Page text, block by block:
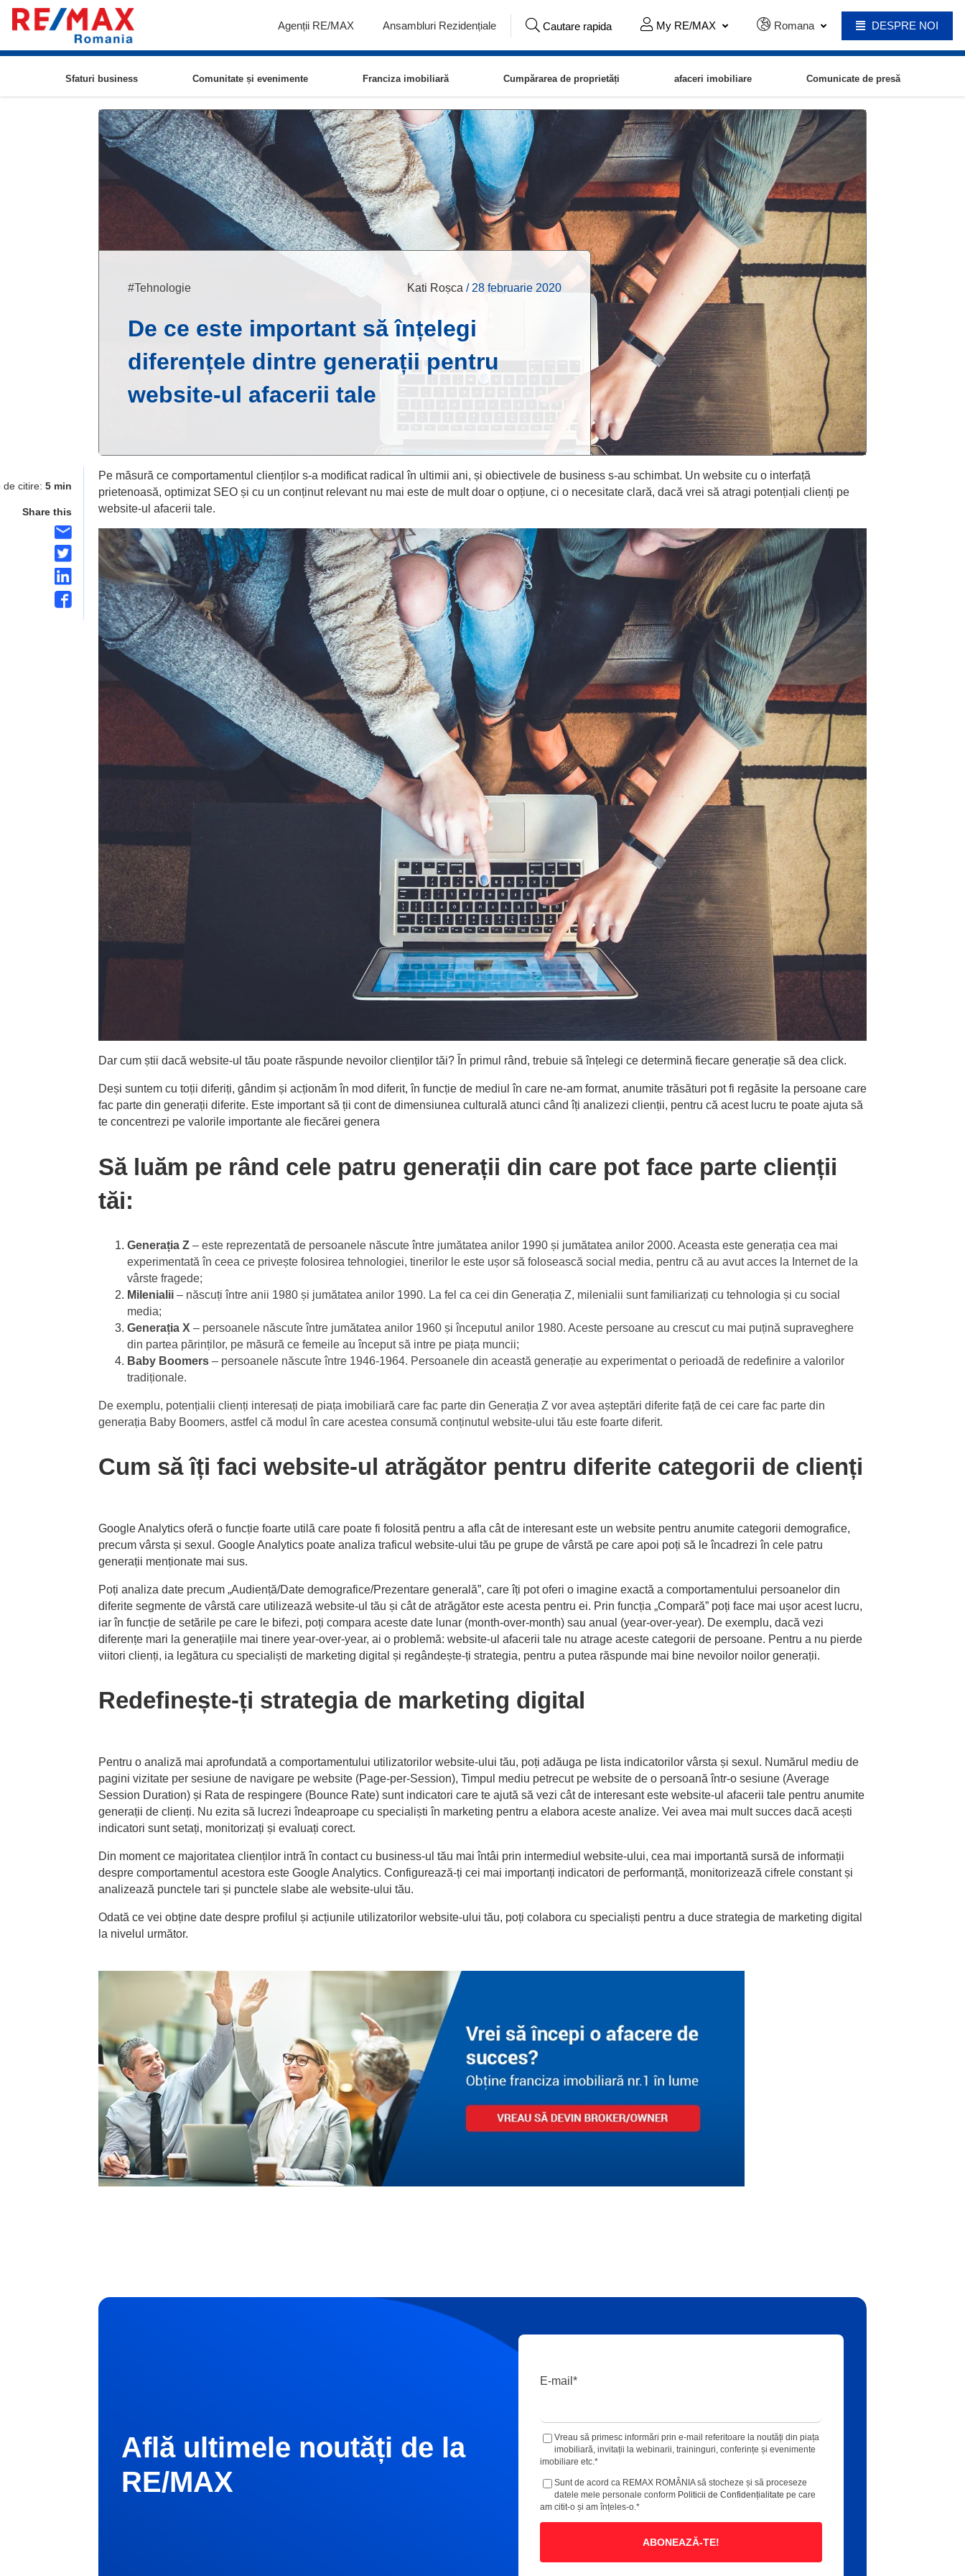
Agenții RE/MAX Ansambluri Rezidențiale Cautare rapida My RE/MAX Romana DESPRE NOI
Sfaturi business Comunitate și evenimente Franciza imobiliară Cumpărarea de proprietăți afaceri imobiliare Comunicate de presă
#Tehnologie Kati Roșca / 28 februarie 2020
De ce este important să înțelegi
diferențele dintre generații pentru
website-ul afacerii tale
de citire: 5 min
Share this
Pe măsură ce comportamentul clienților s-a modificat radical în ultimii ani, și obiectivele de business s-au schimbat. Un website cu o interfață
prietenoasă, optimizat SEO și cu un conținut relevant nu mai este de mult doar o opțiune, ci o necesitate clară, dacă vrei să atragi potențiali clienți pe
website-ul afacerii tale.
Dar cum știi dacă website-ul tău poate răspunde nevoilor clienților tăi? În primul rând, trebuie să înțelegi ce determină fiecare generație să dea click.
Deși suntem cu toții diferiți, gândim și acționăm în mod diferit, în funcție de mediul în care ne-am format, anumite trăsături pot fi regăsite la persoane care
fac parte din generații diferite. Este important să ții cont de dimensiunea culturală atunci când îți analizezi clienții, pentru că acest lucru te poate ajuta să
te concentrezi pe valorile importante ale fiecărei genera
Să luăm pe rând cele patru generații din care pot face parte clienții
tăi:
Generația Z – este reprezentată de persoanele născute între jumătatea anilor 1990 și jumătatea anilor 2000. Aceasta este generația cea mai
experimentată în ceea ce privește folosirea tehnologiei, tinerilor le este ușor să folosească social media, pentru că au avut acces la Internet de la
vârste fragede;
Milenialii – născuți între anii 1980 și jumătatea anilor 1990. La fel ca cei din Generația Z, milenialii sunt familiarizați cu tehnologia și cu social
media;
Generația X – persoanele născute între jumătatea anilor 1960 și începutul anilor 1980. Aceste persoane au crescut cu mai puțină supraveghere
din partea părinților, pe măsură ce femeile au început să intre pe piața muncii;
Baby Boomers – persoanele născute între 1946-1964. Persoanele din această generație au experimentat o perioadă de redefinire a valorilor
tradiționale.
De exemplu, potențialii clienți interesați de piața imobiliară care fac parte din Generația Z vor avea așteptări diferite față de cei care fac parte din
generația Baby Boomers, astfel că modul în care acestea consumă conținutul website-ului tău este foarte diferit.
Cum să îți faci website-ul atrăgător pentru diferite categorii de clienți
Google Analytics oferă o funcție foarte utilă care poate fi folosită pentru a afla cât de interesant este un website pentru anumite categorii demografice,
precum vârsta și sexul. Google Analytics poate analiza traficul website-ului tău pe grupe de vârstă pe care apoi poți să le încadrezi în cele patru
generații menționate mai sus.
Poți analiza date precum „Audiență/Date demografice/Prezentare generală”, care îți pot oferi o imagine exactă a comportamentului persoanelor din
diferite segmente de vârstă care utilizează website-ul tău și cât de atrăgător este acesta pentru ei. Prin funcția „Compară” poți face mai ușor acest lucru,
iar în funcție de setările pe care le bifezi, poți compara aceste date lunar (month-over-month) sau anual (year-over-year). De exemplu, dacă vezi
diferențe mari la generațiile mai tinere year-over-year, ai o problemă: website-ul afacerii tale nu atrage aceste categorii de persoane. Pentru a nu pierde
viitori clienți, ia legătura cu specialiști de marketing digital și regândește-ți strategia, pentru a putea răspunde mai bine nevoilor noilor generații.
Redefinește-ți strategia de marketing digital
Pentru o analiză mai aprofundată a comportamentului utilizatorilor website-ului tău, poți adăuga pe lista indicatorilor vârsta și sexul. Numărul mediu de
pagini vizitate per sesiune de navigare pe website (Page-per-Session), Timpul mediu petrecut pe website de o persoană într-o sesiune (Average
Session Duration) și Rata de respingere (Bounce Rate) sunt indicatori care te ajută să vezi cât de interesant este website-ul afacerii tale pentru anumite
generații de clienți. Nu ezita să lucrezi îndeaproape cu specialiști în marketing pentru a elabora aceste analize. Vei avea mai mult succes dacă acești
indicatori sunt setați, monitorizați și evaluați corect.
Din moment ce majoritatea clienților intră în contact cu business-ul tău mai întâi prin intermediul website-ului, cea mai importantă sursă de informații
despre comportamentul acestora este Google Analytics. Configurează-ți cei mai importanți indicatori de performanță, monitorizează cifrele constant și
analizează punctele tari și punctele slabe ale website-ului tău.
Odată ce vei obține date despre profilul și acțiunile utilizatorilor website-ului tău, poți colabora cu specialiști pentru a duce strategia de marketing digital
la nivelul următor.
Află ultimele noutăți de la
RE/MAX
E-mail*
Vreau să primesc informări prin e-mail referitoare la noutăți din piața
imobiliară, invitații la webinarii, traininguri, conferințe și evenimente
imobiliare etc.*
Sunt de acord ca REMAX ROMÂNIA să stocheze și să proceseze
datele mele personale conform Politicii de Confidențialitate pe care
am citit-o și am înțeles-o.*